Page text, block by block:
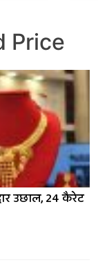
Price
उछाल, 24 कैरेट